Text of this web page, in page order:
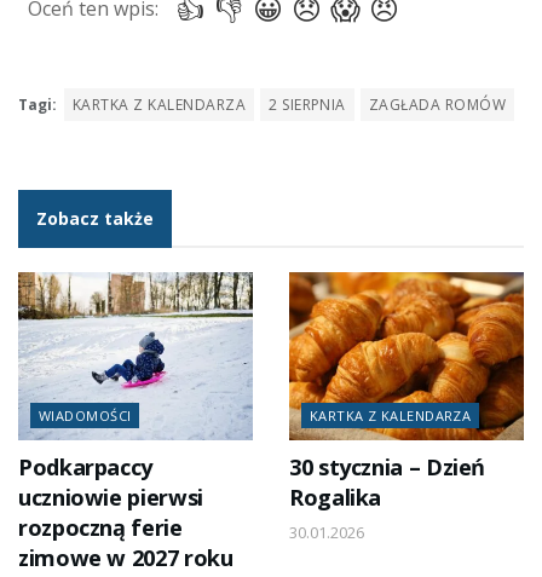
Tagi: KARTKA Z KALENDARZA 2 SIERPNIA ZAGŁADA ROMÓW
Zobacz także
WIADOMOŚCI
Podkarpaccy
uczniowie pierwsi
rozpoczną ferie
zimowe w 2027 roku
KARTKA Z KALENDARZA
30 stycznia – Dzień
Rogalika
30.01.2026